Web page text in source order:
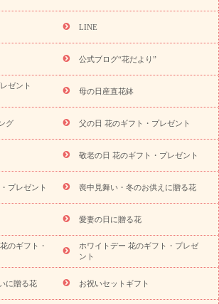
9月の誕生花(リンドウ)
特集 当日配達特急便 お祝い商品一覧
産祝い 退院祝い・快気祝い
ペットのお祝いフラワー
花
四十九日法要以降に贈る花
通夜・葬儀
花とセットギフト
お供え プリザーブドフラ
フラワー お盆（新盆・初盆）
その他
お取り寄せギフト ビジネス用
ご自宅
ィ胡蝶蘭 プリザーブドフラワー
スタイル
メント 花束 スタンド花 お祝い
お供
胡蝶蘭・花鉢
ミディ胡蝶蘭・お祝い
世界初の青色胡蝶蘭 観葉植物
観葉植
プリザーブドフラワー お祝い
お供え・お
ギフト セミオーダー
プチギフト
ア-）
花とみどりのeギフト
ピンク イエローオレンジ レッド
お花の
LINE
公式ブログ“花だより”
ゼント
母の日産直花鉢
グ 父の日 花のギフト・プレゼント
敬老の日 花のギフト・プレゼント
プレゼント 喪中見舞い・冬のお供えに贈る花
愛妻の日に贈る花
のギフト・
ホワイトデー 花のギフト・プレゼ
ント
に贈る花 お祝いセットギフト